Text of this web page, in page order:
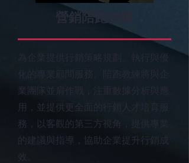
​營銷陪跑教練
為企業提供行銷策略規劃、執行與優
業團隊並肩作戰，注重數據分析與應
用，並提供更全面的行銷人才培育服
務，以客觀的第三方視角，提供專業
的建議與指導，協助企業提升行銷成
效。